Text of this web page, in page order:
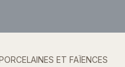
PORCELAINES ET FAÏENCES